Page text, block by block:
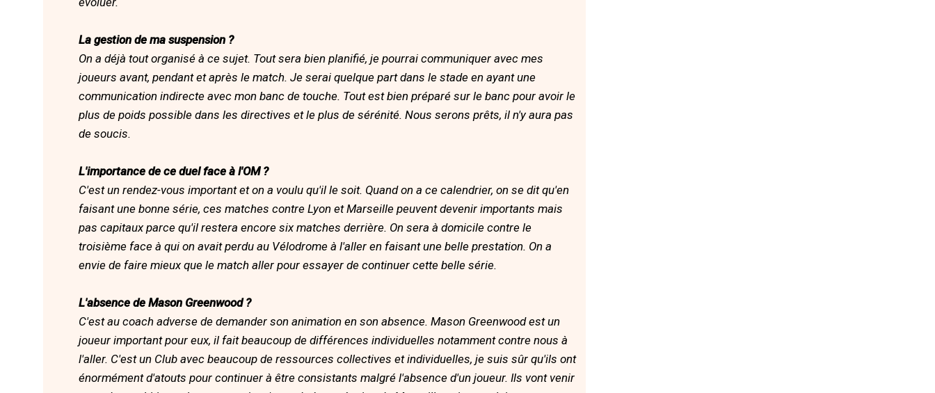
La gestion de ma suspension ?
On a déjà tout organisé à ce sujet. Tout sera bien planifié, je pourrai communiquer avec mes
joueurs avant, pendant et après le match. Je serai quelque part dans le stade en ayant une
communication indirecte avec mon banc de touche. Tout est bien préparé sur le banc pour avoir le
plus de poids possible dans les directives et le plus de sérénité. Nous serons prêts, il n'y aura pas
de soucis.
L'importance de ce duel face à l'OM ?
C'est un rendez-vous important et on a voulu qu'il le soit. Quand on a ce calendrier, on se dit qu'en
faisant une bonne série, ces matches contre Lyon et Marseille peuvent devenir importants mais
pas capitaux parce qu'il restera encore six matches derrière. On sera à domicile contre le
troisième face à qui on avait perdu au Vélodrome à l'aller en faisant une belle prestation. On a
envie de faire mieux que le match aller pour essayer de continuer cette belle série.
L'absence de Mason Greenwood ?
C'est au coach adverse de demander son animation en son absence. Mason Greenwood est un
joueur important pour eux, il fait beaucoup de différences individuelles notamment contre nous à
l'aller. C'est un Club avec beaucoup de ressources collectives et individuelles, je suis sûr qu'ils ont
énormément d'atouts pour continuer à être consistants malgré l'absence d'un joueur. Ils vont venir